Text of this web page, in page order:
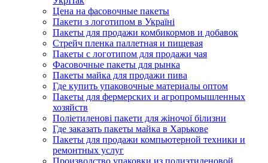
Цена на фасовочные пакеты
Пакети з логотипом в Україні
Пакеты для продажи комбикормов и добавок
Стрейч пленка паллетная и пищевая
Пакеты с логотипом для продажи чая
Фасовочные пакеты для рынка
Пакеты майка для продажи пива
Где купить упаковочные материалы оптом
Пакеты для фермерских и агропромышленных
хозяйств
Поліетиленові пакети для жіночої білизни
Где заказать пакеты майка в Харькове
Пакеты для продажи компьютерной техники и
ремонтных услуг
Производство упаковки из полиэтиленовой